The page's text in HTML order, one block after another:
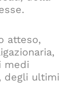
atteso,
medi
degli ultimi